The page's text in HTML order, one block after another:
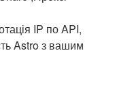
IP по API,
Astro з вашим